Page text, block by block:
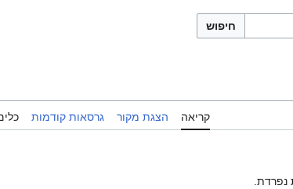
חיפוש
קריאה הצגת מקור גרסאות קודמות
נפרדת.